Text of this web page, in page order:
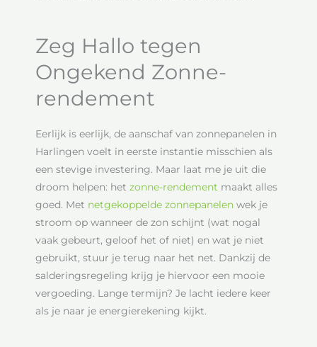
Zeg Hallo tegen
Ongekend Zonne-
rendement
Eerlijk is eerlijk, de aanschaf van zonnepanelen in
Harlingen voelt in eerste instantie misschien als
een stevige investering. Maar laat me je uit die
droom helpen: het zonne-rendement maakt alles
goed. Met netgekoppelde zonnepanelen wek je
stroom op wanneer de zon schijnt (wat nogal
vaak gebeurt, geloof het of niet) en wat je niet
gebruikt, stuur je terug naar het net. Dankzij de
salderingsregeling krijg je hiervoor een mooie
vergoeding. Lange termijn? Je lacht iedere keer
als je naar je energierekening kijkt.